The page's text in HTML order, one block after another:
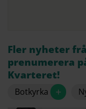
Fler nyheter
prenumerera
Kvarteret!
Botkyrka +